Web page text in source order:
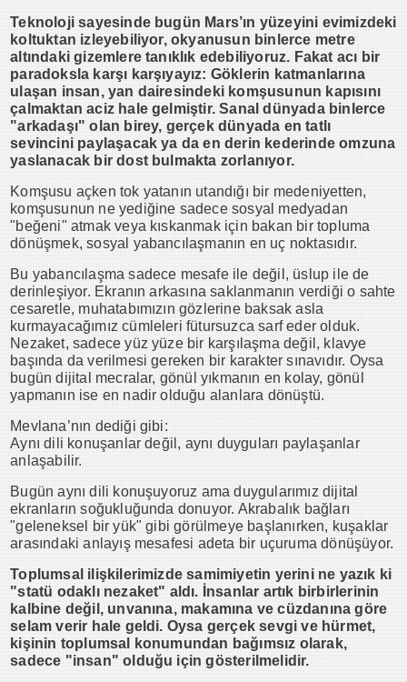
Teknoloji sayesinde bugün Mars’ın yüzeyini evimizdeki
koltuktan izleyebiliyor, okyanusun binlerce metre
altındaki gizemlere tanıklık edebiliyoruz. Fakat acı bir
paradoksla karşı karşıyayız: Göklerin katmanlarına
ulaşan insan, yan dairesindeki komşusunun kapısını
çalmaktan aciz hale gelmiştir. Sanal dünyada binlerce
"arkadaşı" olan birey, gerçek dünyada en tatlı
sevincini paylaşacak ya da en derin kederinde omzuna
yaslanacak bir dost bulmakta zorlanıyor.
Komşusu açken tok yatanın utandığı bir medeniyetten,
komşusunun ne yediğine sadece sosyal medyadan
"beğeni" atmak veya kıskanmak için bakan bir topluma
dönüşmek, sosyal yabancılaşmanın en uç noktasıdır.
Bu yabancılaşma sadece mesafe ile değil, üslup ile de
derinleşiyor. Ekranın arkasına saklanmanın verdiği o sahte
cesaretle, muhatabımızın gözlerine baksak asla
kurmayacağımız cümleleri fütursuzca sarf eder olduk.
Nezaket, sadece yüz yüze bir karşılaşma değil, klavye
başında da verilmesi gereken bir karakter sınavıdır. Oysa
bugün dijital mecralar, gönül yıkmanın en kolay, gönül
yapmanın ise en nadir olduğu alanlara dönüştü.
Mevlana’nın dediği gibi:
Aynı dili konuşanlar değil, aynı duyguları paylaşanlar
anlaşabilir.
Bugün aynı dili konuşuyoruz ama duygularımız dijital
ekranların soğukluğunda donuyor. Akrabalık bağları
"geleneksel bir yük" gibi görülmeye başlanırken, kuşaklar
arasındaki anlayış mesafesi adeta bir uçuruma dönüşüyor.
Toplumsal ilişkilerimizde samimiyetin yerini ne yazık ki
"statü odaklı nezaket" aldı. İnsanlar artık birbirlerinin
kalbine değil, unvanına, makamına ve cüzdanına göre
selam verir hale geldi. Oysa gerçek sevgi ve hürmet,
kişinin toplumsal konumundan bağımsız olarak,
sadece "insan" olduğu için gösterilmelidir.